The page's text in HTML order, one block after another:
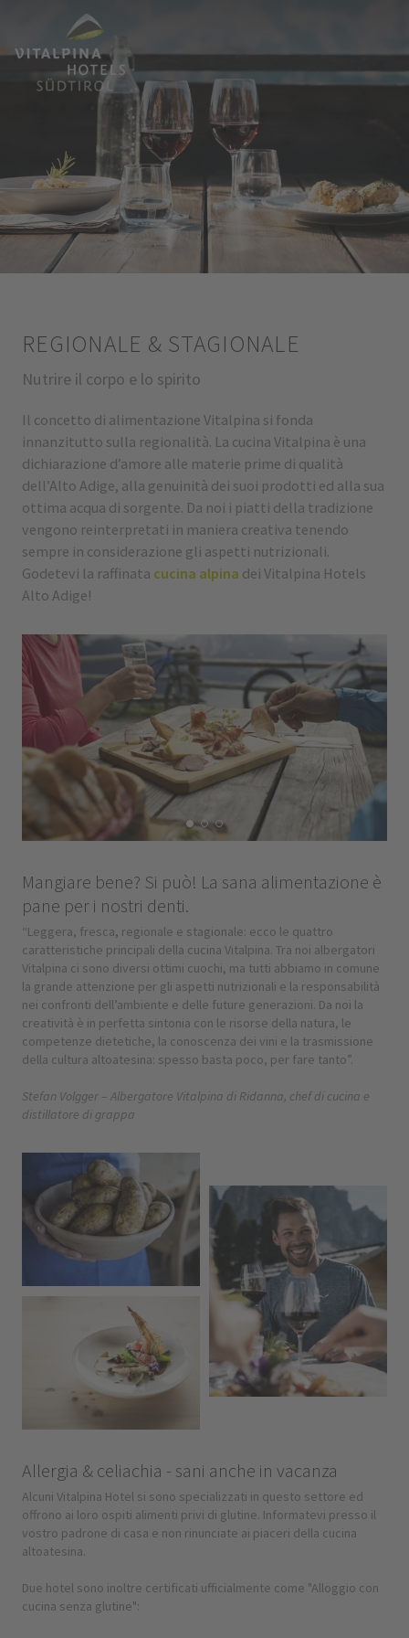
REGIONALE & STAGIONALE
Nutrire il corpo e lo spirito
Il concetto di alimentazione Vitalpina si fonda
innanzitutto sulla regionalità. La cucina Vitalpina è una
dichiarazione d’amore alle materie prime di qualità
dell’Alto Adige, alla genuinità dei suoi prodotti ed alla sua
ottima acqua di sorgente. Da noi i piatti della tradizione
vengono reinterpretati in maniera creativa tenendo
sempre in considerazione gli aspetti nutrizionali.
Godetevi la raffinata cucina alpina dei Vitalpina Hotels
Alto Adige!
Mangiare bene? Si può! La sana alimentazione è
pane per i nostri denti.
“Leggera, fresca, regionale e stagionale: ecco le quattro
caratteristiche principali della cucina Vitalpina. Tra noi albergatori
Vitalpina ci sono diversi ottimi cuochi, ma tutti abbiamo in comune
la grande attenzione per gli aspetti nutrizionali e la responsabilità
nei confronti dell’ambiente e delle future generazioni. Da noi la
creatività è in perfetta sintonia con le risorse della natura, le
competenze dietetiche, la conoscenza dei vini e la trasmissione
della cultura altoatesina: spesso basta poco, per fare tanto”.
Stefan Volgger – Albergatore Vitalpina di Ridanna, chef di cucina e
distillatore di grappa
Allergia & celiachia - sani anche in vacanza
Alcuni Vitalpina Hotel si sono specializzati in questo settore ed
offrono ai loro ospiti alimenti privi di glutine. Informatevi presso il
vostro padrone di casa e non rinunciate ai piaceri della cucina
altoatesina.
Due hotel sono inoltre certificati ufficialmente come "Alloggio con
cucina senza glutine":